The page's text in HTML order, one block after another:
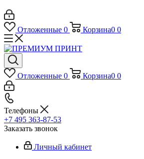
Отложенные 0 Корзина0 0
Отложенные 0 Корзина0 0
Телефоны
+7 495 363-87-53
Заказать звонок
Личный кабинет